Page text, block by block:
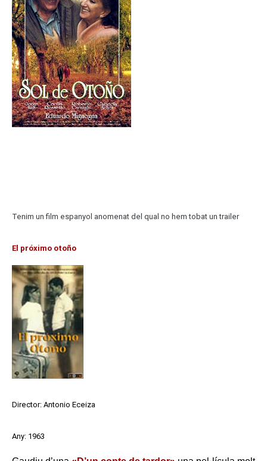
Tenim un film espanyol anomenat del qual no hem tobat un trailer
El próximo otoño
Director: Antonio Eceiza
Any: 1963